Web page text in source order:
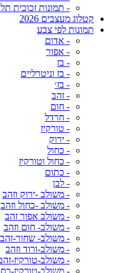
- תמונות זכוכית
קטלוג מעצבים 2026
תמונות לפי צבע
- אדום
- אפור
- בז
- בז וניטרליים
- בז׳
- זהב
- חום
- חרדל
- טורקיז
- ירוק
- כחול
- כחול וטורקיז
- כתום
- לבן
- משולב -ירוק וזהב
- משולב -כחול וזהב
- משולב אפור זהב
- משולב- חום וזהב
- משולב- שחור-זהב
- משולב-ורוד וזהב
- משולב-טורקיז-
- משולב-טורקיז-